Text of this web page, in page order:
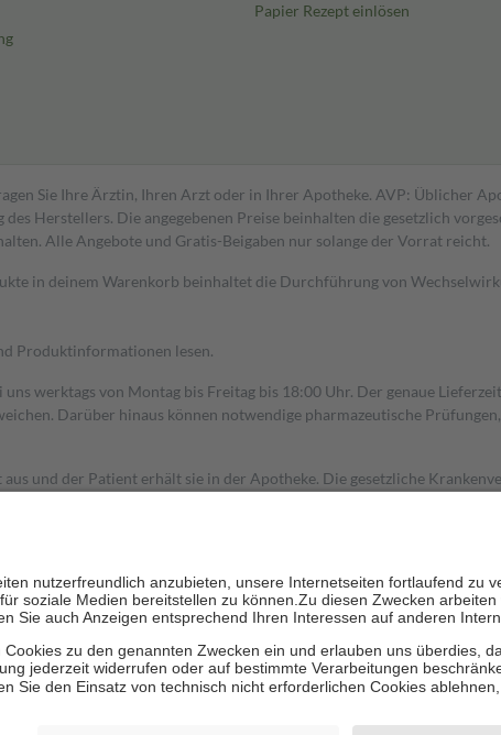
Papier Rezept einlösen
Sie Ihre Ärztin, Ihren Arzt oder in Ihrer Apotheke. AVP: Üblicher
Herstellers. Die angegebenen Preise beinhalten die gesetzlich
Alle Angebote und Gratis-Beigaben nur solange der Vorrat reicht.
in deinem Warenkorb beinhaltet die Durchführung von
Produktinformationen lesen.
werktags von Montag bis Freitag bis 18:00 Uhr. Der genaue
Darüber hinaus können notwendige pharmazeutische
und der Patient erhält sie in der Apotheke. Die gesetzliche
des Abgabepreises,
Prozent der Kosten sowie zehn Euro je Verordnung.
und die besondere Stellung der Familie zu unterstützen, fallen
getragen werden